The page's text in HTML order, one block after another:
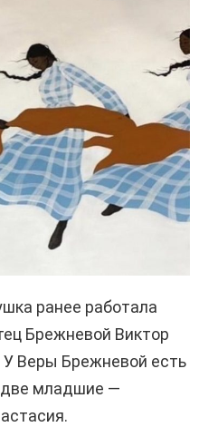
ранее работала
Брежневой Виктор
У Веры Брежневой есть
две младшие —